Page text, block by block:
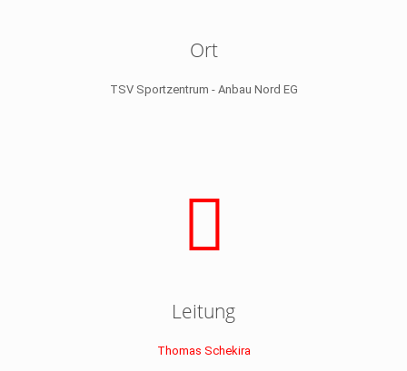
Ort
TSV Sportzentrum - Anbau Nord EG
Leitung
Thomas Schekira